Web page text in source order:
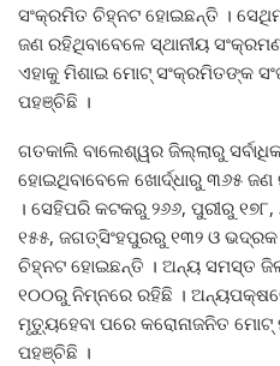
ସଂକ୍ରମିତ ଚିହ୍ନଟ ହୋଇଛନ୍ତି ।
ଜଣ ରହିଥିବାବେଳେ ସ୍ଥାନୀୟ
ଏହାକୁ ମିଶାଇ ମୋଟ୍‍ ସଂକ୍ରମିତଙ୍କ
ପହଞ୍ଚିଛି ।
ଗତକାଲି ବାଲେଶ୍ୱର ଜିଲ୍ଲାରୁ
ହୋଇଥିବାବେଳେ ଖୋର୍ଦ୍ଧାରୁ ୩୬୫
। ସେହିପରି କଟକରୁ ୨୬୬, ପୁରୀରୁ
୧୫୫, ଜଗତ୍‍ସିଂହପୁରରୁ ୧୩୨ ଓ ଭଦ୍ରକ
ଚିହ୍ନଟ ହୋଇଛନ୍ତି । ଅନ୍ୟ ସମସ୍ତ
୧୦୦ରୁ ନିମ୍ନରେ ରହିଛି ।
ମୃତ୍ୟୁହେବା ପରେ କରୋନାଜନିତ ମୋଟ୍‍
ପହଞ୍ଚିଛି ।